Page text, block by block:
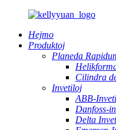
Hejmo
Produktoj
Planeda
Cilindra
Invetiloj
ABB-
Danfoss-
Delta